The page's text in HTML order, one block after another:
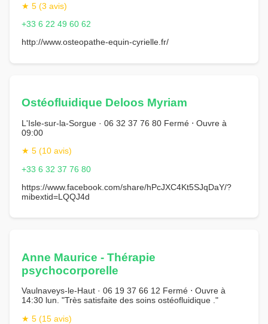
★ 5 (3 avis)
+33 6 22 49 60 62
http://www.osteopathe-equin-cyrielle.fr/
Ostéofluidique Deloos Myriam
L'Isle-sur-la-Sorgue · 06 32 37 76 80 Fermé ⋅ Ouvre à
09:00
★ 5 (10 avis)
+33 6 32 37 76 80
https://www.facebook.com/share/hPcJXC4Kt5SJqDaY/?
mibextid=LQQJ4d
Anne Maurice - Thérapie
psychocorporelle
Vaulnaveys-le-Haut · 06 19 37 66 12 Fermé ⋅ Ouvre à
14:30 lun. "Très satisfaite des soins ostéofluidique ."
★ 5 (15 avis)